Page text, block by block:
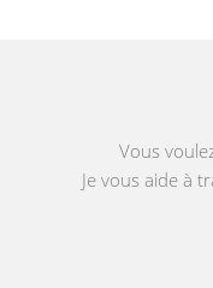
Vous
Je vous aide à